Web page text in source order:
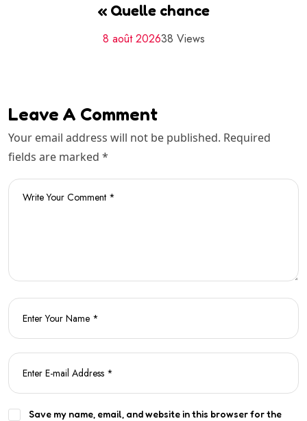
« Quelle chance
8 août 202638 Views
Leave A Comment
Your email address will not be published. Required
fields are marked *
Save my name, email, and website in this browser for the